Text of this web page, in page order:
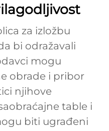
za izložbu
bi odražavali
mogu
obrade i pribor
njihove
table i
biti ugrađeni